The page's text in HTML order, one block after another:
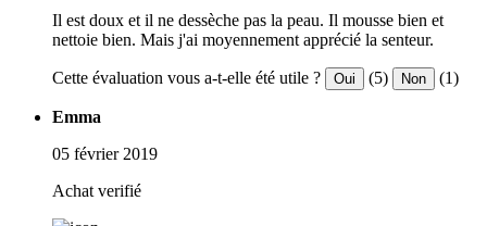
Il est doux et il ne dessèche pas la peau. Il mousse bien et
nettoie bien. Mais j'ai moyennement apprécié la senteur.
Cette évaluation vous a-t-elle été utile ? Oui (5) Non (1)
Emma
05 février 2019
Achat verifié